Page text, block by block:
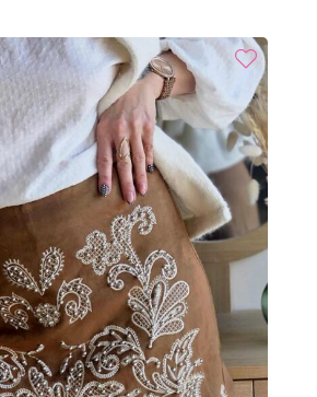
35,00 €.17,50 €.